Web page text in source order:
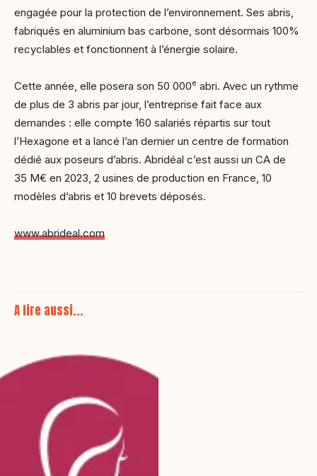
engagée pour la protection de l’environnement. Ses abris,
fabriqués en aluminium bas carbone, sont désormais 100%
recyclables et fonctionnent à l’énergie solaire.
Cette année, elle posera son 50 000e abri. Avec un rythme
de plus de 3 abris par jour, l’entreprise fait face aux
demandes : elle compte 160 salariés répartis sur tout
l’Hexagone et a lancé l’an dernier un centre de formation
dédié aux poseurs d’abris. Abridéal c’est aussi un CA de
35 M€ en 2023, 2 usines de production en France, 10
modèles d’abris et 10 brevets déposés.
www.abrideal.com
A lire aussi...